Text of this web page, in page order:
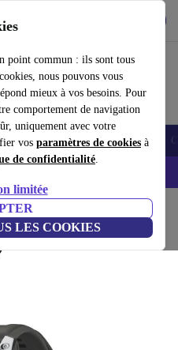
point commun : ils sont tous
nous pouvons vous
mieux à vos besoins. Pour
comportement de navigation
uniquement avec votre
vos paramètres de cookies à
de confidentialité.
limitée
LES COOKIES
Montres connectées Accessoires
IPHONEDEAL -